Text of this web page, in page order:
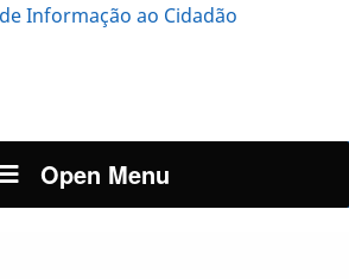
Informação ao Cidadão
Open Menu